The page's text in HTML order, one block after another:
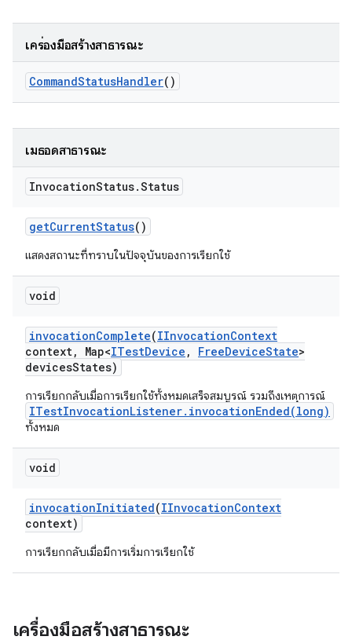
เครื่องมือสร้างสาธารณะ
CommandStatusHandler()
เมธอดสาธารณะ
InvocationStatus.Status
getCurrentStatus()
แสดงสถานะที่ทราบในปัจจุบันของการเรียกใช้
void
invocationComplete(IInvocationContext
context, Map<ITestDevice , FreeDeviceState>
devicesStates)
การเรียกกลับเมื่อการเรียกใช้ทั้งหมดเสร็จสมบูรณ์ รวมถึงเหตุการณ์
ITestInvocationListener.invocationEnded(long)
ทั้งหมด
void
invocationInitiated(IInvocationContext
context)
การเรียกกลับเมื่อมีการเริ่มการเรียกใช้
เครื่องมือสร้างสาธารณะ